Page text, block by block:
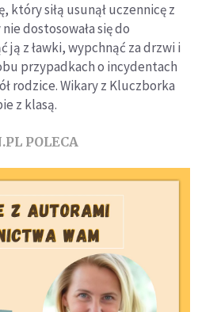
który siłą usunął uczennicę z
dostosowała się do
ją z ławki, wypchnąć za drzwi i
przypadkach o incydentach
rodzice. Wikary z Kluczborka
z klasą.
POLECA